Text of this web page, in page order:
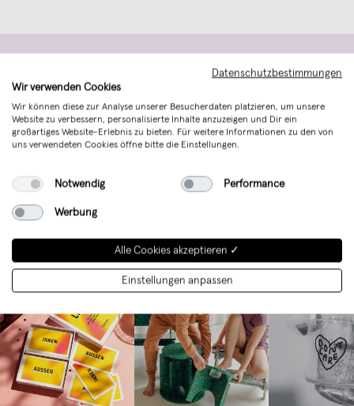
Aktionen und Updates
per E-Mail abonnieren
Ich möchte zukünftig über aktuelle Trends, Angebote &
Gutscheine per E-Mail informiert werden. Eine Abmeldung ist
Datenschutzbestimmungen
Wir verwenden Cookies
Wir können diese zur Analyse unserer Besucherdaten platzieren, um unsere
Website zu verbessern, personalisierte Inhalte anzuzeigen und Dir ein
großartiges Website-Erlebnis zu bieten. Für weitere Informationen zu den von
uns verwendeten Cookies öffne bitte die Einstellungen.
Notwendig Performance
Werbung
Alle Cookies akzeptieren ✓
Einstellungen anpassen